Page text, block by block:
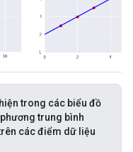
trong các biểu đồ
trung bình
các điểm dữ liệu